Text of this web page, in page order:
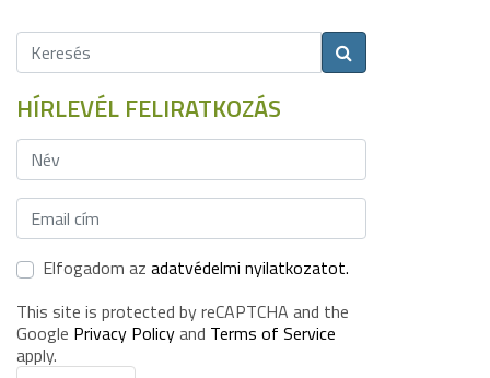
HÍRLEVÉL FELIRATKOZÁS
Elfogadom az adatvédelmi nyilatkozatot.
This site is protected by reCAPTCHA and the
Google Privacy Policyand Terms of Service
apply.